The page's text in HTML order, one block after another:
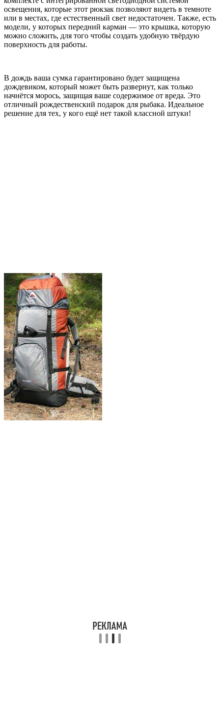
освещения, которые этот рюкзак позволяют видеть в темноте
или в местах, где естественный свет недостаточен. Также, есть
модели, у которых передний карман — это крышка, которую
можно сложить, для того чтобы создать удобную твёрдую
поверхность для работы.
В дождь ваша сумка гарантировано будет защищена
дождевиком, который может быть развернут, как только
начнётся морось, защищая ваше содержимое от вреда. Это
отличный рождественский подарок для рыбака. Идеальное
решение для тех, у кого ещё нет такой классной штуки!